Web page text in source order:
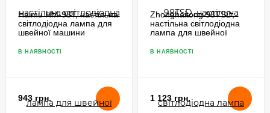
Haimu HM-98T, настільна
світлодіодна лампа для
швейної машини
В НАЯВНОСТІ
943 грн.
Zhonghaitong 98TSD,
настільна світлодіодна
лампа для швейної
яскравістю
В НАЯВНОСТІ
1 123 грн.